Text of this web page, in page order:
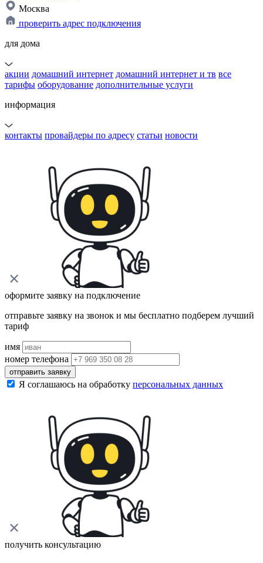
Москва
проверить адрес подключения
для дома
акции домашний интернет домашний интернет и тв все
тарифы оборудование дополнительные услуги
информация
контакты провайдеры по адресу статьи новости
оформите заявку на подключение
отправьте заявку на звонок и мы бесплатно подберем лучший
тариф
имя
номер телефона
отправить заявку
Я соглашаюсь на обработку персональных данных
получить консультацию